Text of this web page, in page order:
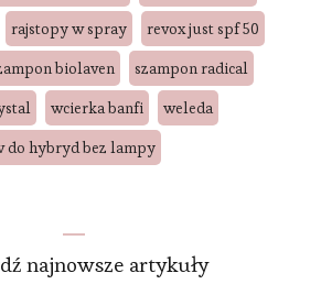
rajstopy w spray
revox just spf 50
biolaven
szampon radical
wcierka banfi
weleda
do hybryd bez lampy
najnowsze artykuły